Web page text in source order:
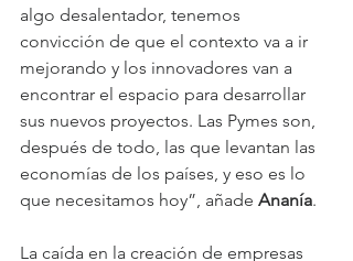
algo desalentador, tenemos
convicción de que el contexto va a ir
mejorando y los innovadores van a
encontrar el espacio para desarrollar
sus nuevos proyectos. Las Pymes son,
después de todo, las que levantan las
economías de los países, y eso es lo
que necesitamos hoy”, añade Ananía.
La caída en la creación de empresas